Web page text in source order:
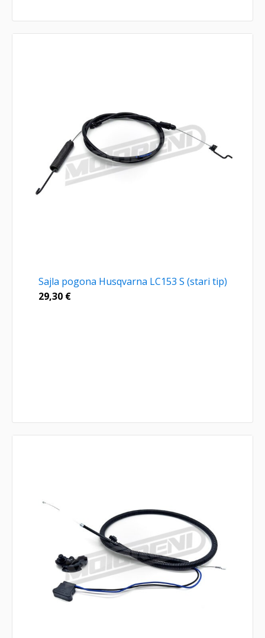
Sajla pogona Husqvarna LC153 S (stari tip)
29,30 €